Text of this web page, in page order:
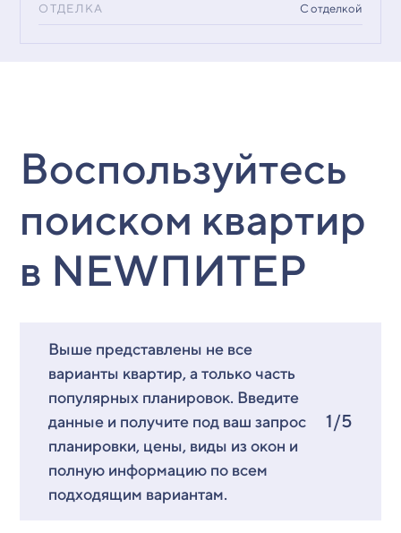
ОТДЕЛКА С отделкой
Воспользуйтесь
поиском квартир
в NEWПИТЕР
Выше представлены не все
варианты квартир, а только часть
популярных планировок. Введите
данные и получите под ваш запрос
планировки, цены, виды из окон и
полную информацию по всем
подходящим вариантам.
1/5